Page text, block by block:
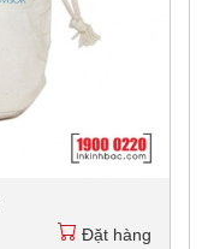
Đặt hàng